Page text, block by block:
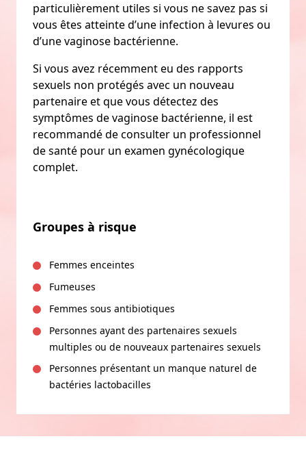
particulièrement utiles si vous ne savez pas si
vous êtes atteinte d’une infection à levures ou
d’une vaginose bactérienne.
Si vous avez récemment eu des rapports
sexuels non protégés avec un nouveau
partenaire et que vous détectez des
symptômes de vaginose bactérienne, il est
recommandé de consulter un professionnel
de santé pour un examen gynécologique
complet.
Groupes à risque
Femmes enceintes
Fumeuses
Femmes sous antibiotiques
Personnes ayant des partenaires sexuels
multiples ou de nouveaux partenaires sexuels
Personnes présentant un manque naturel de
bactéries lactobacilles